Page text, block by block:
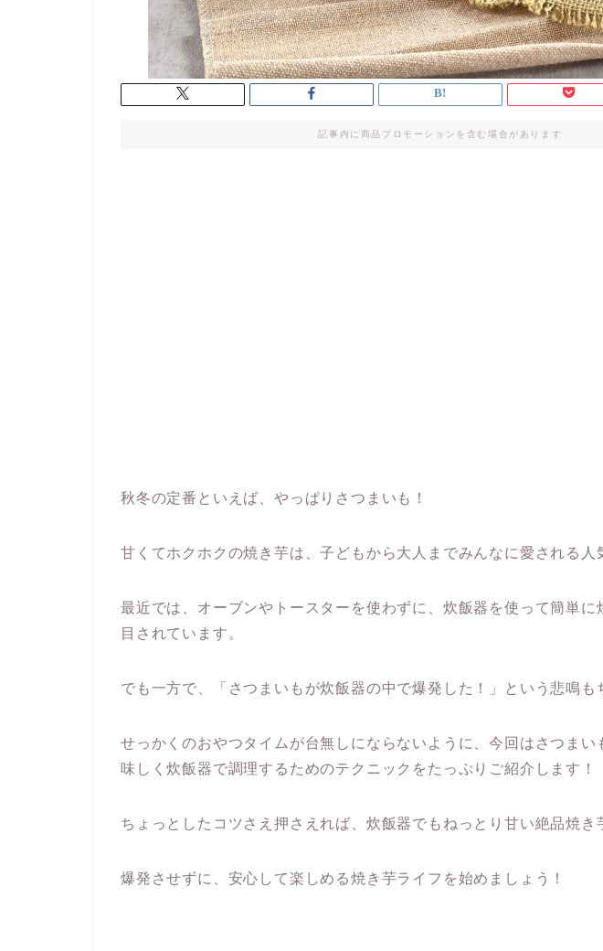
記事内に商品プロモーションを含む場合があります
秋冬の定番といえば、やっぱりさつまいも！
甘くてホクホクの焼き芋は、子どもから大人までみんなに愛される人
最近では、オーブンやトースターを使わずに、炊飯器を使って簡単に
目されています。
でも一方で、「さつまいもが炊飯器の中で爆発した！」という悲鳴
せっかくのおやつタイムが台無しにならないように、今回はさつまい
味しく炊飯器で調理するためのテクニックをたっぷりご紹介します！
ちょっとしたコツさえ押さえれば、炊飯器でもねっとり甘い絶品焼き
爆発させずに、安心して楽しめる焼き芋ライフを始めましょう！